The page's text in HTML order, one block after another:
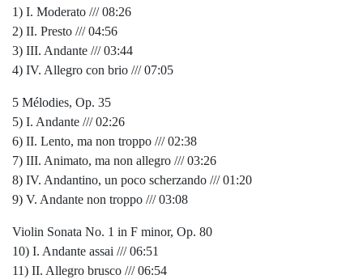
1) I. Moderato /// 08:26
2) II. Presto /// 04:56
3) III. Andante /// 03:44
4) IV. Allegro con brio /// 07:05
5 Mélodies, Op. 35
5) I. Andante /// 02:26
6) II. Lento, ma non troppo /// 02:38
7) III. Animato, ma non allegro /// 03:26
8) IV. Andantino, un poco scherzando /// 01:20
9) V. Andante non troppo /// 03:08
Violin Sonata No. 1 in F minor, Op. 80
10) I. Andante assai /// 06:51
11) II. Allegro brusco /// 06:54